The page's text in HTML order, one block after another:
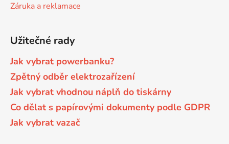
Záruka a reklamace
Užitečné rady
Jak vybrat powerbanku?
Zpětný odběr elektrozařízení
Jak vybrat vhodnou náplň do tiskárny
Co dělat s papírovými dokumenty podle GDPR
Jak vybrat vazač